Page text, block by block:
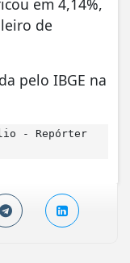
de
pelo IBGE na
- Repórter